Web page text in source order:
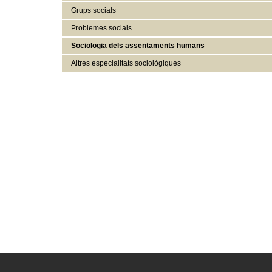
Grups socials
Problemes socials
Sociologia dels assentaments humans
Altres especialitats sociològiques